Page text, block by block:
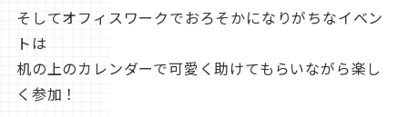
そしてオフィスワークでおろそかになりがちなイベン
トは
机の上のカレンダーで可愛く助けてもらいながら楽し
く参加！